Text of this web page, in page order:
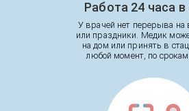
Работа 24 часа в
У врачей нет перерыва
или праздники. Медик
на дом или принять в
любой момент, по срокам